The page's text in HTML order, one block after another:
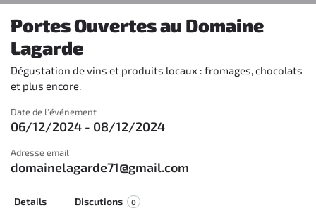
Portes Ouvertes au Domaine
Lagarde
Dégustation de vins et produits locaux : fromages, chocolats
et plus encore.
Date de l'événement
06/12/2024 - 08/12/2024
Adresse email
domainelagarde71@gmail.com
Details Discutions 0